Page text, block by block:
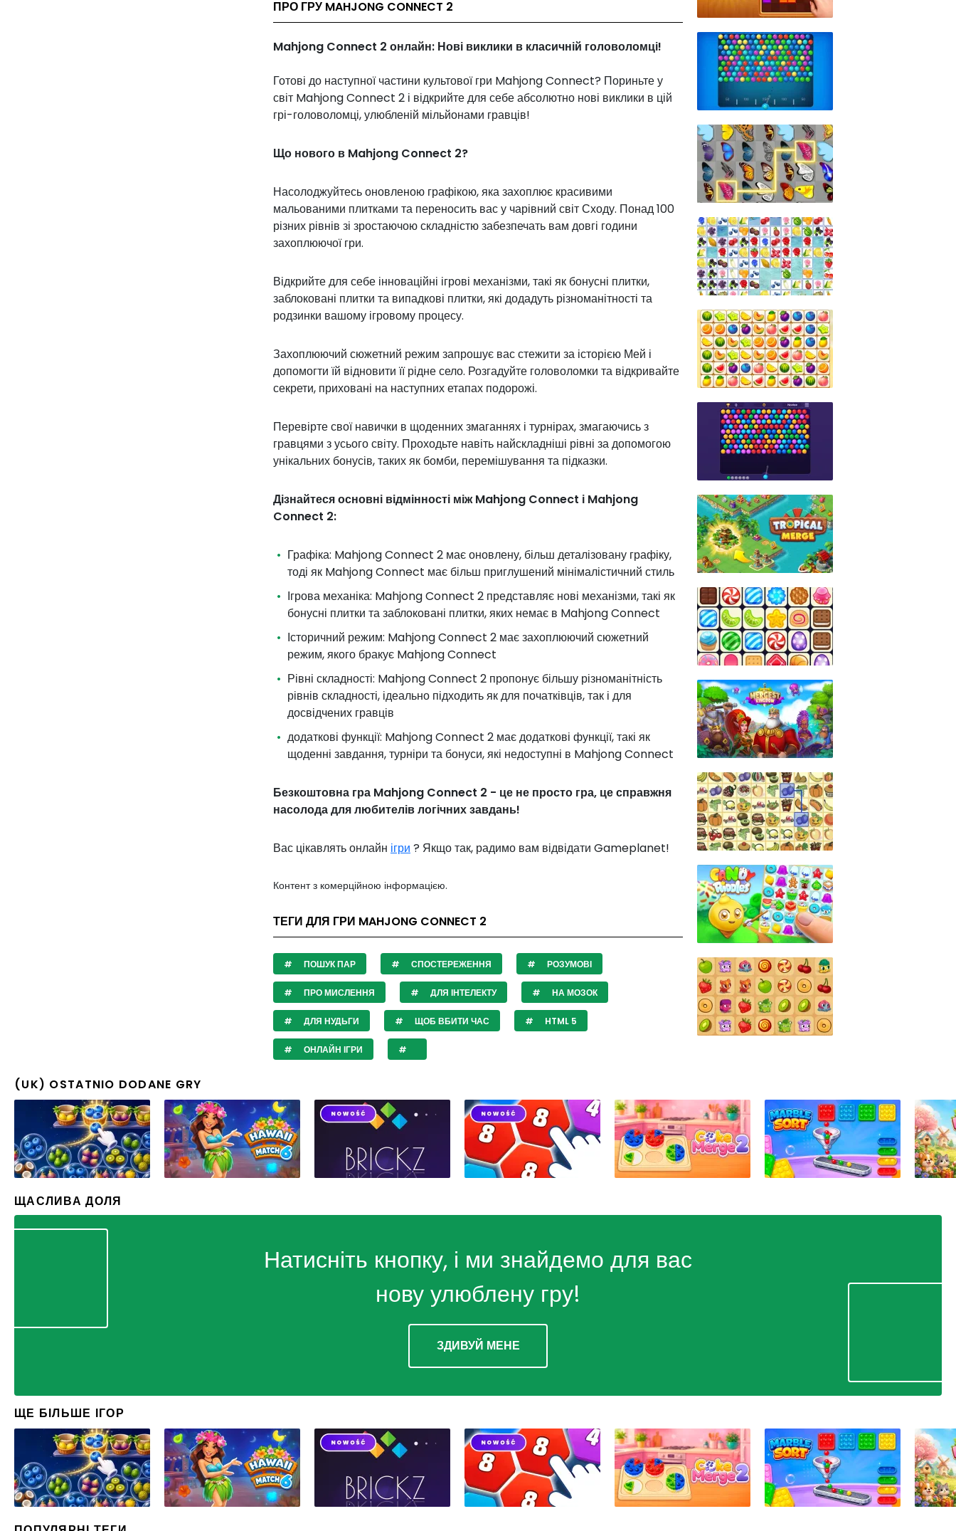
ПРО ГРУ MAHJONG CONNECT 2
Mahjong Connect 2 онлайн: Нові виклики в класичній головоломці!
Готові до наступної частини культової гри Mahjong Connect? Пориньте у
світ Mahjong Connect 2 і відкрийте для себе абсолютно нові виклики в цій
грі-головоломці, улюбленій мільйонами гравців!
Що нового в Mahjong Connect 2?
Насолоджуйтесь оновленою графікою, яка захоплює красивими
мальованими плитками та переносить вас у чарівний світ Сходу. Понад 100
різних рівнів зі зростаючою складністю забезпечать вам довгі години
захоплюючої гри.
Відкрийте для себе інноваційні ігрові механізми, такі як бонусні плитки,
заблоковані плитки та випадкові плитки, які додадуть різноманітності та
родзинки вашому ігровому процесу.
Захоплюючий сюжетний режим запрошує вас стежити за історією Мей і
допомогти їй відновити її рідне село. Розгадуйте головоломки та відкривайте
секрети, приховані на наступних етапах подорожі.
Перевірте свої навички в щоденних змаганнях і турнірах, змагаючись з
гравцями з усього світу. Проходьте навіть найскладніші рівні за допомогою
унікальних бонусів, таких як бомби, перемішування та підказки.
Дізнайтеся основні відмінності між Mahjong Connect і Mahjong
Connect 2:
Графіка: Mahjong Connect 2 має оновлену, більш деталізовану графіку,
тоді як Mahjong Connect має більш приглушений мінімалістичний стиль
Ігрова механіка: Mahjong Connect 2 представляє нові механізми, такі як
бонусні плитки та заблоковані плитки, яких немає в Mahjong Connect
Історичний режим: Mahjong Connect 2 має захоплюючий сюжетний
режим, якого бракує Mahjong Connect
Рівні складності: Mahjong Connect 2 пропонує більшу різноманітність
рівнів складності, ідеально підходить як для початківців, так і для
досвідчених гравців
додаткові функції: Mahjong Connect 2 має додаткові функції, такі як
щоденні завдання, турніри та бонуси, які недоступні в Mahjong Connect
Безкоштовна гра Mahjong Connect 2 - це не просто гра, це справжня
насолода для любителів логічних завдань!
Вас цікавлять онлайн ігри ? Якщо так, радимо вам відвідати Gameplanet!
Контент з комерційною інформацією.
ТЕГИ ДЛЯ ГРИ MAHJONG CONNECT 2
ПОШУК ПАР СПОСТЕРЕЖЕННЯ РОЗУМОВІ
ПРО МИСЛЕННЯ ДЛЯ ІНТЕЛЕКТУ НА МОЗОК
ДЛЯ НУДЬГИ ЩОБ ВБИТИ ЧАС HTML 5
ОНЛАЙН ІГРИ
(UK) OSTATNIO DODANE GRY
ЩАСЛИВА ДОЛЯ
Натисніть кнопку, і ми знайдемо для вас
нову улюблену гру!
ЗДИВУЙ МЕНЕ
ЩЕ БІЛЬШЕ ІГОР